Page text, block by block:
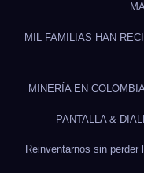
MIL FAMILIAS HAN
MINERÍA EN COLOMBIA
PANTALLA & DIAL
Reinventarnos sin perder